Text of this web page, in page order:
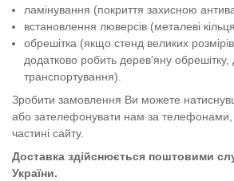
ламінування (покриття захисною
встановлення люверсів (металеві
обрешітка (якщо стенд великих
додатково робить дерев’яну
транспортування).
Зробити замовлення Ви можете
або зателефонувати нам за телефонами,
частині сайту.
Доставка здійснюється поштовими
України.